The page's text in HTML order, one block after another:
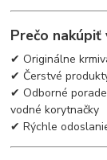
Prečo nakúpiť
✔ Originálne
✔ Čerstvé
✔ Odborné
vodné korytnačky
✔ Rýchle